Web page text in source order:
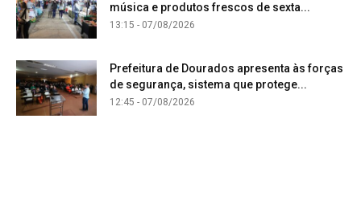
música e produtos frescos de sexta...
13:15 - 07/08/2026
Prefeitura de Dourados apresenta às forças
de segurança, sistema que protege...
12:45 - 07/08/2026